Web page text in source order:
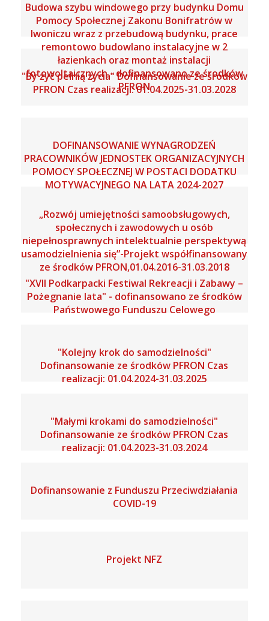
Budowa szybu windowego przy budynku Domu
Pomocy Społecznej Zakonu Bonifratrów w
Iwoniczu wraz z przebudową budynku, prace
remontowo budowlano instalacyjne w 2
łazienkach oraz montaż instalacji
fotowoltaicznych - dofinansowano ze środków
PFRON
"By żyć pełnią życia" Dofinansowanie ze środków
PFRON Czas realizacji: 01.04.2025-31.03.2028
DOFINANSOWANIE WYNAGRODZEŃ
PRACOWNIKÓW JEDNOSTEK ORGANIZACYJNYCH
POMOCY SPOŁECZNEJ W POSTACI DODATKU
MOTYWACYJNEGO NA LATA 2024-2027
„Rozwój umiejętności samoobsługowych,
społecznych i zawodowych u osób
niepełnosprawnych intelektualnie perspektywą
usamodzielnienia się”-Projekt współfinansowany
ze środków PFRON,01.04.2016-31.03.2018
"XVII Podkarpacki Festiwal Rekreacji i Zabawy –
Pożegnanie lata" - dofinansowano ze środków
Państwowego Funduszu Celowego
"Kolejny krok do samodzielności"
Dofinansowanie ze środków PFRON Czas
realizacji: 01.04.2024-31.03.2025
"Małymi krokami do samodzielności"
Dofinansowanie ze środków PFRON Czas
realizacji: 01.04.2023-31.03.2024
Dofinansowanie z Funduszu Przeciwdziałania
COVID-19
Projekt NFZ